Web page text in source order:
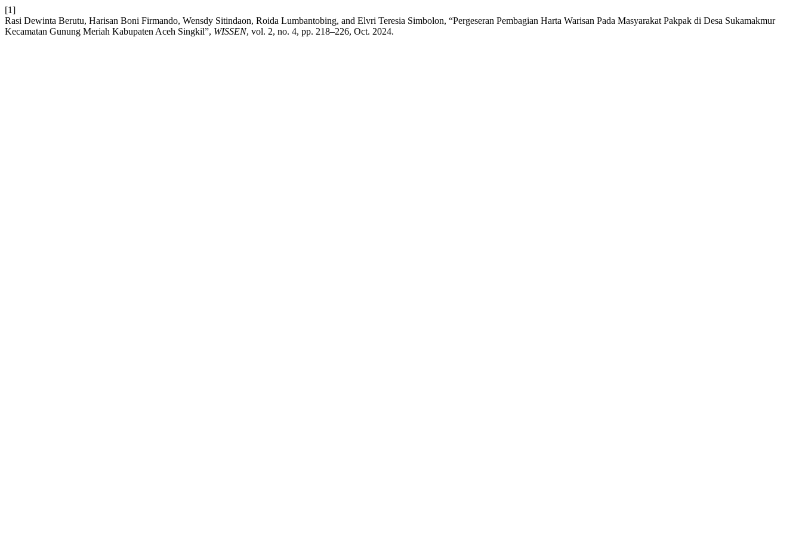
[1]
Rasi Dewinta Berutu, Harisan Boni Firmando, Wensdy Sitindaon, Roida Lumbantobing, and Elvri Teresia Simbolon, “Pergeseran Pembagian Harta Warisan Pada Masyarakat Pakpak di Desa Sukamakmur
Kecamatan Gunung Meriah Kabupaten Aceh Singkil”, WISSEN, vol. 2, no. 4, pp. 218–226, Oct. 2024.